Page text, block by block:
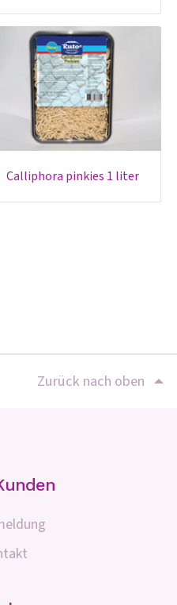
calliphora pinkies 1 liter
Zurück nach oben